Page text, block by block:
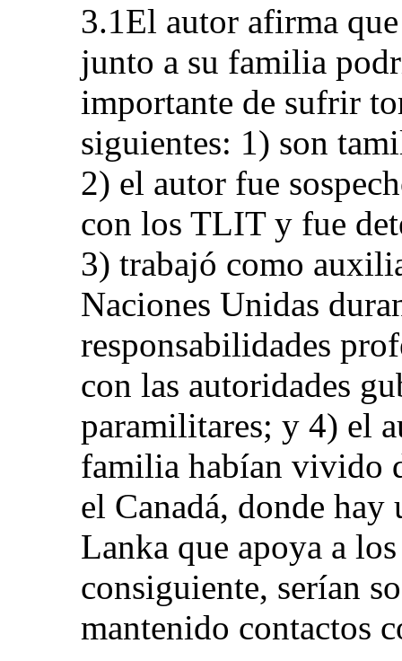
3.1El autor afirma
junto a su familia
importante de sufrir
siguientes: 1) son
2) el autor fue
con los TLIT y fue
3) trabajó como
Naciones Unidas
responsabilidades
con las autoridades
paramilitares; y 4) el
familia habían vivido
el Canadá, donde hay
Lanka que apoya a
consiguiente, serían
mantenido contactos